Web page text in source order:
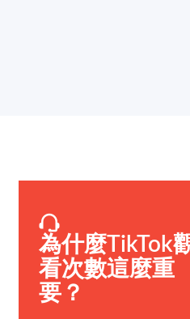
為什麼TikTok
看次數這麼重
要？